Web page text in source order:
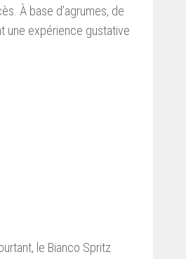
À base d’agrumes, de
une expérience gustative
le Bianco Spritz